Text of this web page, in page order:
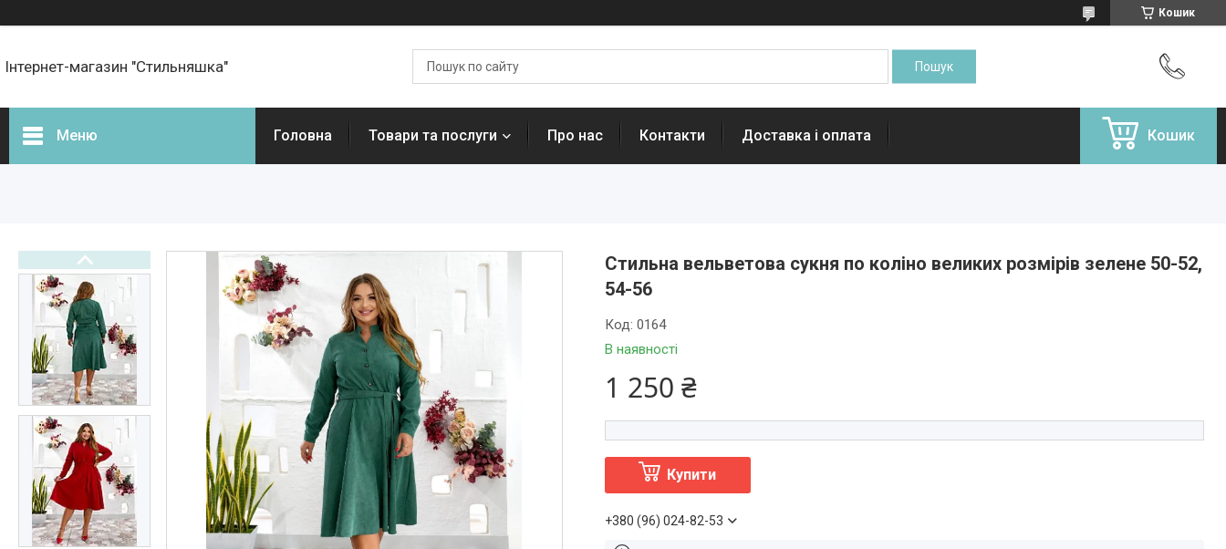
Кошик
Інтернет-магазин "Стильняшка"
Меню
Новини
Статті
Презентації та документи
Онлайн оплата
Про нас
Выдгуки
Часто задавані питання
Доставка і оплата
Головна Товари та послуги Про нас Контакти Доставка і оплата Кошик
Стильна вельветова сукня по коліно великих розмірів зелене 50-52,
54-56
В наявності
Код: 0164
1 250 ₴
Купити
+380 (96) 024-82-53